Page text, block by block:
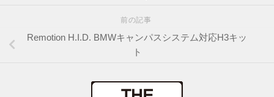
前の記事
Remotion H.I.D. BMWキャンパスシステム対応H3キッ
ト